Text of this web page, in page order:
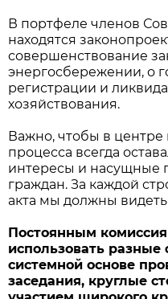
В портфеле членов
находятся
совершенствование
энергосбережении, о
регистрации и
хозяйствования.
Важно, чтобы в центре
процесса всегда
интересы и насущные
граждан. За каждой
акта мы должны видеть
Постоянным
использовать
системной основе
заседания, круглые